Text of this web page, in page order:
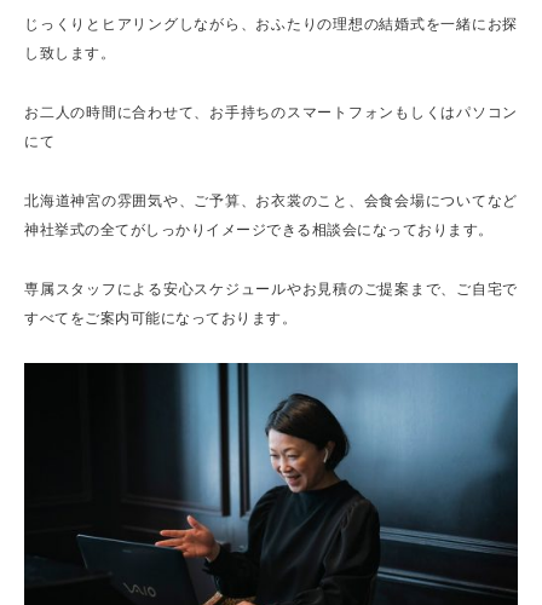
じっくりとヒアリングしながら、おふたりの理想の結婚式を一緒にお探
し致します。
お二人の時間に合わせて、お手持ちのスマートフォンもしくはパソコン
にて
北海道神宮の雰囲気や、ご予算、お衣裳のこと、会食会場についてなど
神社挙式の全てがしっかりイメージできる相談会になっております。
専属スタッフによる安心スケジュールやお見積のご提案まで、ご自宅で
すべてをご案内可能になっております。